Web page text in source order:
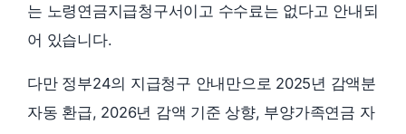
는 노령연금지급청구서이고 수수료는 없다고 안내되
어 있습니다.
다만 정부24의 지급청구 안내만으로 2025년 감액분
자동 환급, 2026년 감액 기준 상향, 부양가족연금 자